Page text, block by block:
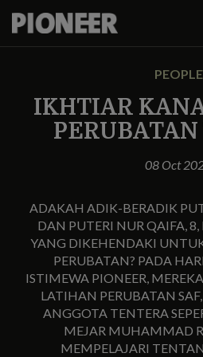
PEOPLE
IKHTIAR
08 Oct
ADAKAH ADIK-BERADIK
DAN PUTERI NUR QAIFA,
YANG DIKEHENDAKI
PERUBATAN? PADA
ISTIMEWA PIONEER,
LATIHAN PERUBATAN
ANGGOTA TENTERA
MEJAR MUHAMMAD
MEMPELAJARI